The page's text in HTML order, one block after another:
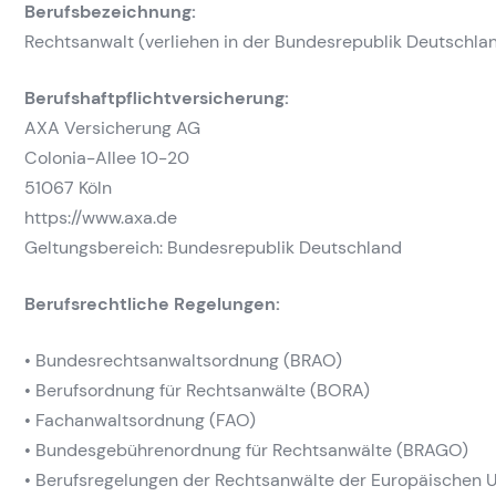
Berufsbezeichnung:
Rechtsanwalt (verliehen in der Bundesrepublik
Berufshaftpflichtversicherung:
AXA Versicherung AG
Colonia-Allee 10-20
51067 Köln
https://www.axa.de
Geltungsbereich: Bundesrepublik Deutschland
Berufsrechtliche Regelungen:
• Bundesrechtsanwaltsordnung (BRAO)
• Berufsordnung für Rechtsanwälte (BORA)
• Fachanwaltsordnung (FAO)
• Bundesgebührenordnung für Rechtsanwälte (BRAGO)
• Berufsregelungen der Rechtsanwälte der Europäischen